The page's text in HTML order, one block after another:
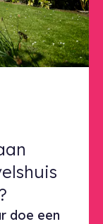
Het
doe een